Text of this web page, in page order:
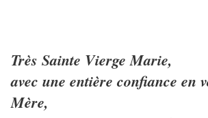
Très Sainte Vierge Marie,
avec une entière confiance en
Mère,